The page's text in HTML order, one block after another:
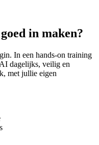
in maken?
In een hands-on training
dagelijks, veilig en
met jullie eigen